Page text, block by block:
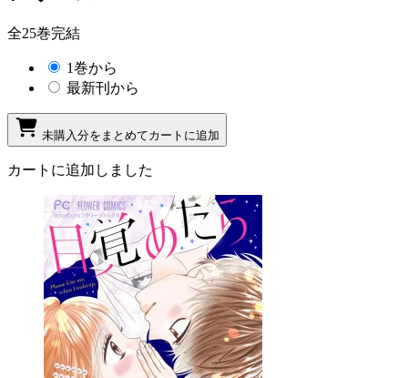
全25巻完結
1巻から
最新刊から
未購入分をまとめてカートに追加
カートに追加しました